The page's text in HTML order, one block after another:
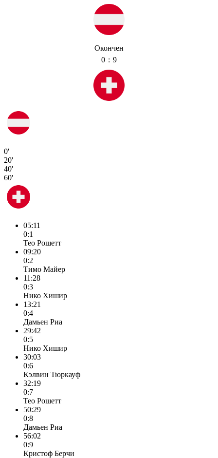
Окончен
0 : 9
0'
20'
40'
60'
05:11
0:1
Тео Рошетт
09:20
0:2
Тимо Майер
11:28
0:3
Нико Хишир
13:21
0:4
Дамьен Риа
29:42
0:5
Нико Хишир
30:03
0:6
Кэлвин Тюркауф
32:19
0:7
Тео Рошетт
50:29
0:8
Дамьен Риа
56:02
0:9
Кристоф Берчи